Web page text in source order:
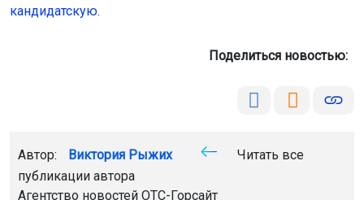
кандидатскую.
Поделиться новостью:
Автор: Виктория Рыжих
Читать все
публикации автора
Агентство новостей ОТС-Горсайт